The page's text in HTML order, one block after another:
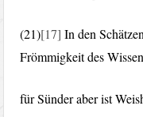
(21)[17] In den
Frömmigkeit des
für Sünder aber ist